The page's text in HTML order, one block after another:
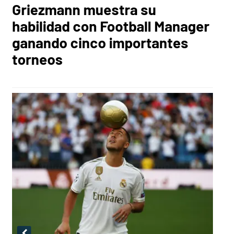
Griezmann muestra su
habilidad con Football Manager
ganando cinco importantes
torneos